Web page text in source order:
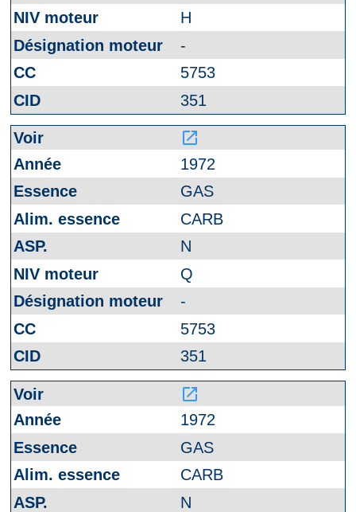
H
-
5753
351
launch
1972
GAS
CARB
N
Q
-
5753
351
launch
1972
GAS
CARB
N